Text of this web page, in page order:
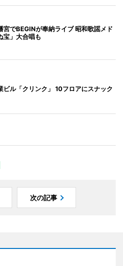
宮でBEGINが奉納ライブ 昭和歌謡メド
宝」大合唱も
ビル「クリンク」 10フロアにスナック
次の記事